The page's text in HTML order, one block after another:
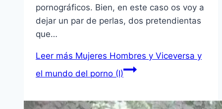
pornográficos. Bien, en este caso os voy a
dejar un par de perlas, dos pretendientas
que…
Leer más Mujeres Hombres y Viceversa y
el mundo del porno (I)